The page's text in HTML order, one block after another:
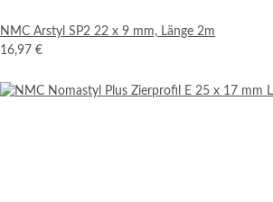
NMC Arstyl SP2 22 x 9 mm, Länge 2m
16,97 €